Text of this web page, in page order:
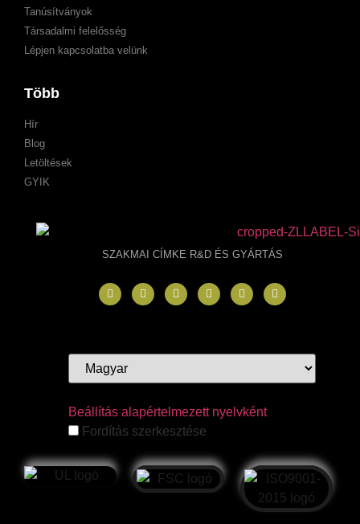
Tanúsítványok
Társadalmi felelősség
Lépjen kapcsolatba velünk
Több
Hír
Blog
Letöltések
GYIK
SZAKMAI CÍMKE R&D ÉS GYÁRTÁS
Beállítás alapértelmezett nyelvként
Fordítás szerkesztése